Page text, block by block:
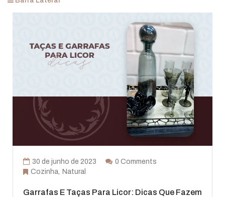
30 de junho de 2023
0 Comments
Cozinha
Natural
Garrafas E Taças Para Licor: Dicas Que Fazem